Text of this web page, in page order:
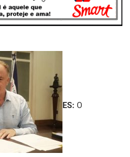
ES: O